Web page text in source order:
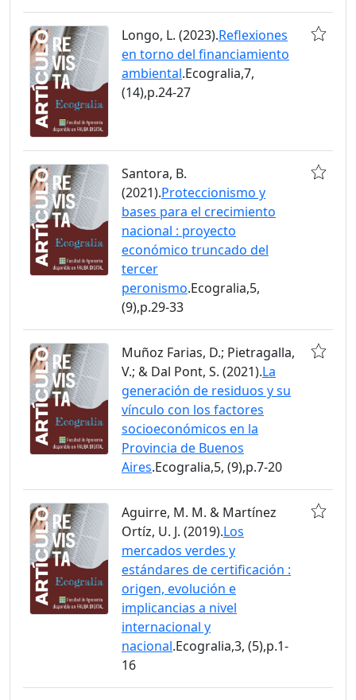
Longo, L. (2023).Reflexiones
en torno del financiamiento
ambiental.Ecogralia,7,
(14),p.24-27
Santora, B.
(2021).Proteccionismo y
bases para el crecimiento
nacional : proyecto
económico truncado del
tercer
peronismo.Ecogralia,5,
(9),p.29-33
Muñoz Farias, D.; Pietragalla,
V.; & Dal Pont, S. (2021).La
generación de residuos y su
vínculo con los factores
socioeconómicos en la
Provincia de Buenos
Aires.Ecogralia,5, (9),p.7-20
Aguirre, M. M. & Martínez
Ortíz, U. J. (2019).Los
mercados verdes y
estándares de certificación :
origen, evolución e
implicancias a nivel
internacional y
nacional.Ecogralia,3, (5),p.1-
16